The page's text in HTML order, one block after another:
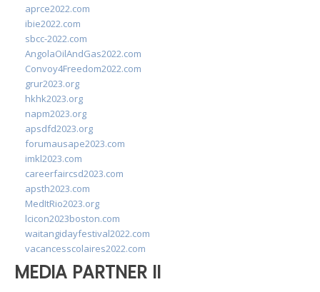
aprce2022.com
ibie2022.com
sbcc-2022.com
AngolaOilAndGas2022.com
Convoy4Freedom2022.com
grur2023.org
hkhk2023.org
napm2023.org
apsdfd2023.org
forumausape2023.com
imkl2023.com
careerfaircsd2023.com
apsth2023.com
MedItRio2023.org
lcicon2023boston.com
waitangidayfestival2022.com
vacancesscolaires2022.com
MEDIA PARTNER II